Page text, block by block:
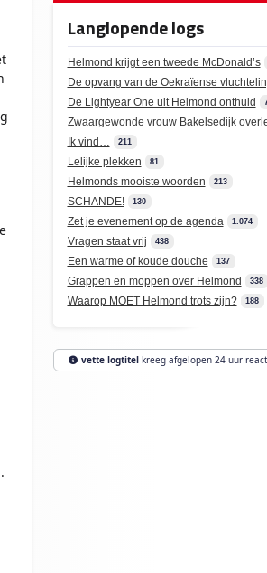
Langlopende logs
Helmond krijgt een tweede McDonald’s
De opvang van de Oekraïense
De Lightyear One uit Helmond onthuld
Zwaargewonde vrouw Bakelsedijk
Ik vind… 211
Lelijke plekken 81
Helmonds mooiste woorden 213
SCHANDE! 130
Zet je evenement op de agenda 1.074
Vragen staat vrij 438
Een warme of koude douche 137
Grappen en moppen over Helmond 338
Waarop MOET Helmond trots zijn? 188
vette logtitelkreeg afgelopen 24 uur